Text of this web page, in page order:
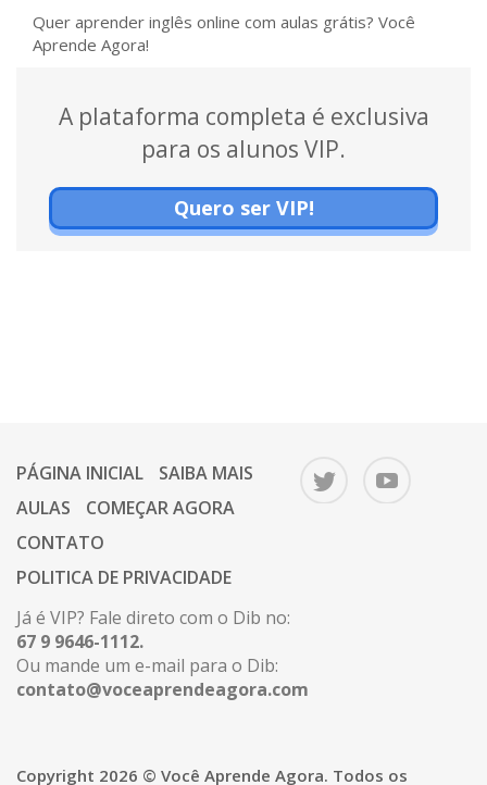
Quer aprender inglês online com aulas grátis? Você
Aprende Agora!
A plataforma completa é exclusiva
para os alunos VIP.
Quero ser VIP!
PÁGINA INICIAL
SAIBA MAIS
AULAS
COMEÇAR AGORA
CONTATO
POLITICA DE PRIVACIDADE
Já é VIP? Fale direto com o Dib no:
67 9 9646-1112.
Ou mande um e-mail para o Dib:
contato@voceaprendeagora.com
Copyright 2026 © Você Aprende Agora. Todos os